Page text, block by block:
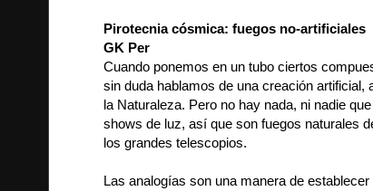
Pirotecnia cósmica: fuegos no-artificiales
GK Per
Cuando ponemos en un tubo ciertos
sin duda hablamos de una creación
la Naturaleza. Pero no hay nada, ni nadie
shows de luz, así que son fuegos naturales
los grandes telescopios.
Las analogías son una manera de